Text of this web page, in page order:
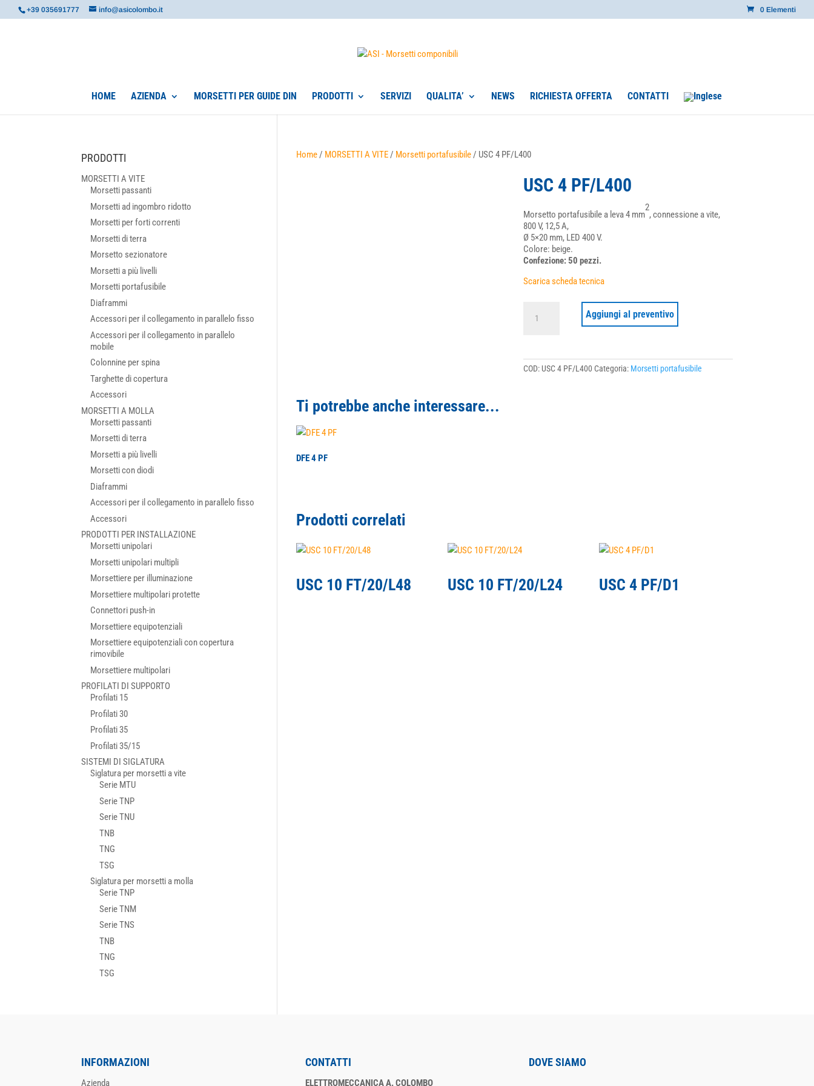
+39 035691777 info@asicolombo.it 0 Elementi
HOME AZIENDA MORSETTI PER GUIDE DIN PRODOTTI SERVIZI QUALITA’ NEWS RICHIESTA OFFERTA CONTATTI
Home/ MORSETTI A VITE/ Morsetti portafusibile/ USC 4 PF/L400
USC 4 PF/L400
Morsetto portafusibile a leva 4 mm
2
, connessione a vite,
800 V, 12,5 A,
Ø 5×20 mm, LED 400 V.
Colore: beige.
Confezione: 50 pezzi.
Scarica scheda tecnica
Aggiungi al preventivo
COD: USC 4 PF/L400 Categoria: Morsetti portafusibile
Ti potrebbe anche interessare...
DFE 4 PF
Prodotti correlati
USC 10 FT/20/L48 USC 10 FT/20/L24 USC 4 PF/D1
PRODOTTI
MORSETTI A VITE
Morsetti passanti
Morsetti ad ingombro ridotto
Morsetti per forti correnti
Morsetti di terra
Morsetto sezionatore
Morsetti a più livelli
Morsetti portafusibile
Diaframmi
Accessori per il collegamento in parallelo fisso
Accessori per il collegamento in parallelo
mobile
Colonnine per spina
Targhette di copertura
Accessori
MORSETTI A MOLLA
Morsetti passanti
Morsetti di terra
Morsetti a più livelli
Morsetti con diodi
Diaframmi
Accessori per il collegamento in parallelo fisso
Accessori
PRODOTTI PER INSTALLAZIONE
Morsetti unipolari
Morsetti unipolari multipli
Morsettiere per illuminazione
Morsettiere multipolari protette
Connettori push-in
Morsettiere equipotenziali
Morsettiere equipotenziali con copertura
rimovibile
Morsettiere multipolari
PROFILATI DI SUPPORTO
Profilati 15
Profilati 30
Profilati 35
Profilati 35/15
SISTEMI DI SIGLATURA
Siglatura per morsetti a vite
Serie MTU
Serie TNP
Serie TNU
TNB
TNG
TSG
Siglatura per morsetti a molla
Serie TNP
Serie TNM
Serie TNS
TNB
TNG
TSG
INFORMAZIONI
Azienda
CONTATTI
ELETTROMECCANICA A. COLOMBO
DOVE SIAMO